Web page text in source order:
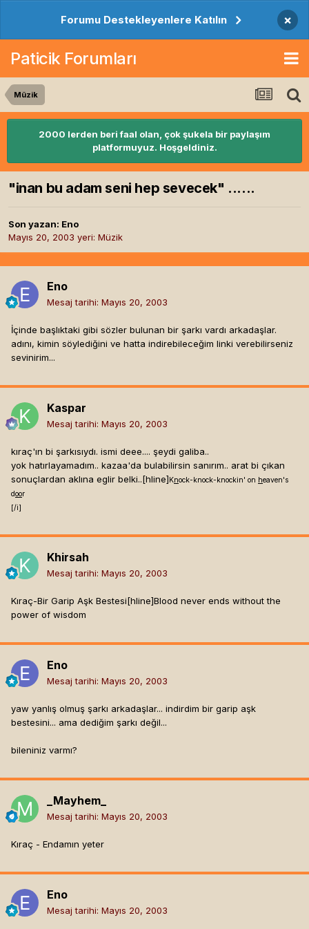
Forumu Destekleyenlere Katılın ×
Paticik Forumları
Müzik
2000 lerden beri faal olan, çok şukela bir paylaşım
platformuyuz. Hoşgeldiniz.
"inan bu adam seni hep sevecek" ......
Son yazan: Eno
Mayıs 20, 2003 yeri: Müzik
Eno
Mesaj tarihi: Mayıs 20, 2003
İçinde başlıktaki gibi sözler bulunan bir şarkı vardı arkadaşlar.
adını, kimin söylediğini ve hatta indirebileceğim linki verebilirseniz
sevinirim...
Kaspar
Mesaj tarihi: Mayıs 20, 2003
kıraç'ın bi şarkısıydı. ismi deee.... şeydi galiba..
yok hatırlayamadım.. kazaa'da bulabilirsin sanırım.. arat bi çıkan
sonuçlardan aklına eglir belki..[hline] Knock-knock-knockin' on heaven's
door
[/i]
Khirsah
Mesaj tarihi: Mayıs 20, 2003
Kıraç-Bir Garip Aşk Bestesi[hline]Blood never ends without the
power of wisdom
Eno
Mesaj tarihi: Mayıs 20, 2003
yaw yanlış olmuş şarkı arkadaşlar... indirdim bir garip aşk
bestesini... ama dediğim şarkı değil...
bileniniz varmı?
_Mayhem_
Mesaj tarihi: Mayıs 20, 2003
Kıraç - Endamın yeter
Eno
Mesaj tarihi: Mayıs 20, 2003